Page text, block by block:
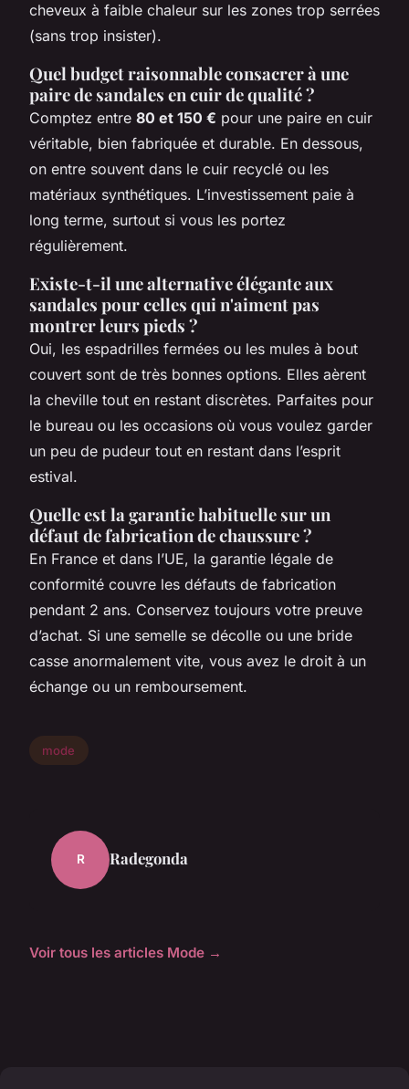
cheveux à faible chaleur sur les zones trop serrées
(sans trop insister).
Quel budget raisonnable consacrer à une
paire de sandales en cuir de qualité ?
Comptez entre 80 et 150 € pour une paire en cuir
véritable, bien fabriquée et durable. En dessous,
on entre souvent dans le cuir recyclé ou les
matériaux synthétiques. L’investissement paie à
long terme, surtout si vous les portez
régulièrement.
Existe-t-il une alternative élégante aux
sandales pour celles qui n'aiment pas
montrer leurs pieds ?
Oui, les espadrilles fermées ou les mules à bout
couvert sont de très bonnes options. Elles aèrent
la cheville tout en restant discrètes. Parfaites pour
le bureau ou les occasions où vous voulez garder
un peu de pudeur tout en restant dans l’esprit
estival.
Quelle est la garantie habituelle sur un
défaut de fabrication de chaussure ?
En France et dans l’UE, la garantie légale de
conformité couvre les défauts de fabrication
pendant 2 ans. Conservez toujours votre preuve
d’achat. Si une semelle se décolle ou une bride
casse anormalement vite, vous avez le droit à un
échange ou un remboursement.
mode
R Radegonda
Voir tous les articles Mode →